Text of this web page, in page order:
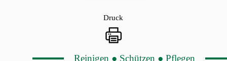
Druck
Reinigen ● Schützen ● Pflegen